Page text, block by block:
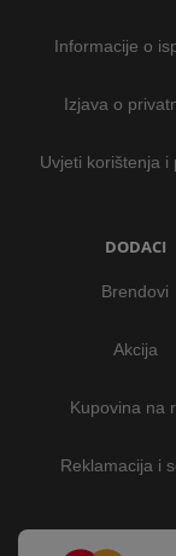
Informacije o
Izjava o
Uvjeti korištenja i
DODACI
Brendovi
Akcija
Kupovina na
Reklamacija i